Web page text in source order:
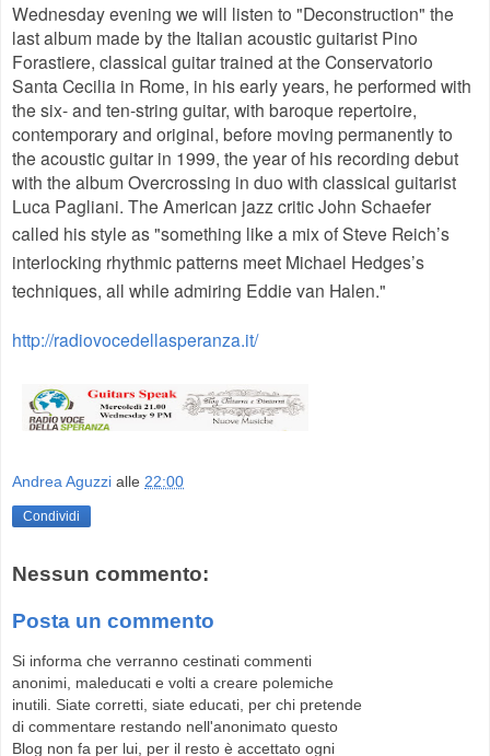
Wednesday evening we will listen to "Deconstruction" the
last album made by the Italian acoustic guitarist Pino
Forastiere, classical guitar trained at the Conservatorio
Santa Cecilia in Rome, in his early years, he performed with
the six- and ten-string guitar, with baroque repertoire,
contemporary and original, before moving permanently to
the acoustic guitar in 1999, the year of his recording debut
with the album Overcrossing in duo with classical guitarist
Luca Pagliani. The American jazz critic John Schaefer
called his style as"something like a mix of Steve Reich’s
interlocking rhythmic patterns meet Michael Hedges’s
techniques, all while admiring Eddie van Halen."
http://radiovocedellasperanza.it/
Andrea Aguzzi alle 22:00
Condividi
Nessun commento:
Posta un commento
Si informa che verranno cestinati commenti
anonimi, maleducati e volti a creare polemiche
inutili. Siate corretti, siate educati, per chi pretende
di commentare restando nell'anonimato questo
Blog non fa per lui, per il resto è accettato ogni